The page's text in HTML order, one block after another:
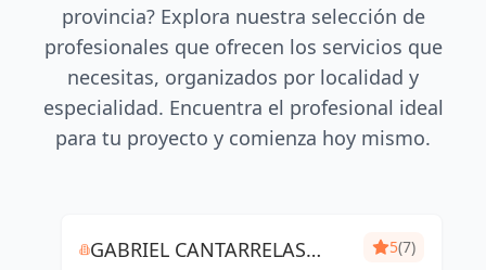
provincia? Explora nuestra selección de
profesionales que ofrecen los servicios que
necesitas, organizados por localidad y
especialidad. Encuentra el profesional ideal
para tu proyecto y comienza hoy mismo.
GABRIEL CANTARRELAS
5(7)